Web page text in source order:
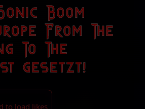
Boom
From The
To The
gesetzt!